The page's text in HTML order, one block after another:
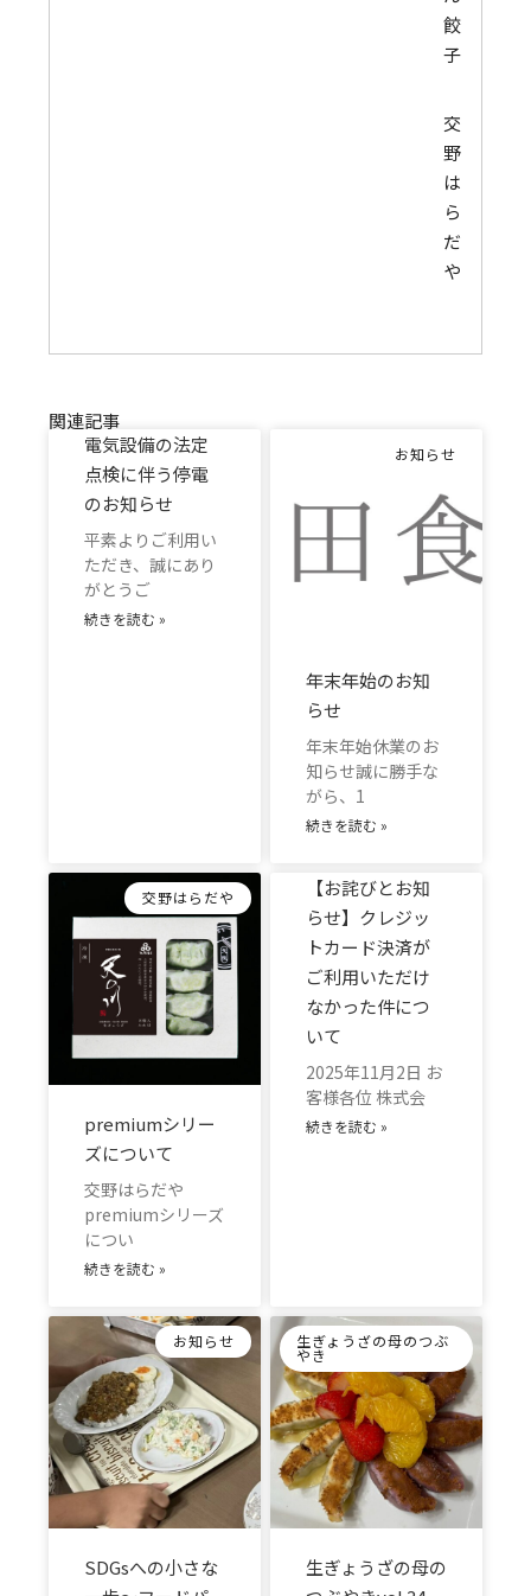
餃
子
交
野
は
ら
だ
や
関連記事
電気設備の法定
点検に伴う停電
のお知らせ
平素よりご利用い
ただき、誠にあり
がとうご
続きを読む »
お知らせ
年末年始のお知
らせ
年末年始休業のお
知らせ誠に勝手な
がら、1
続きを読む »
交野はらだや
premiumシリー
ズについて
交野はらだや
premiumシリーズ
につい
続きを読む »
【お詫びとお知
らせ】クレジッ
トカード決済が
ご利用いただけ
なかった件につ
いて
2025年11月2日 お
客様各位 株式会
続きを読む »
お知らせ
SDGsへの小さな
生ぎょうざの母のつぶ
やき
生ぎょうざの母の